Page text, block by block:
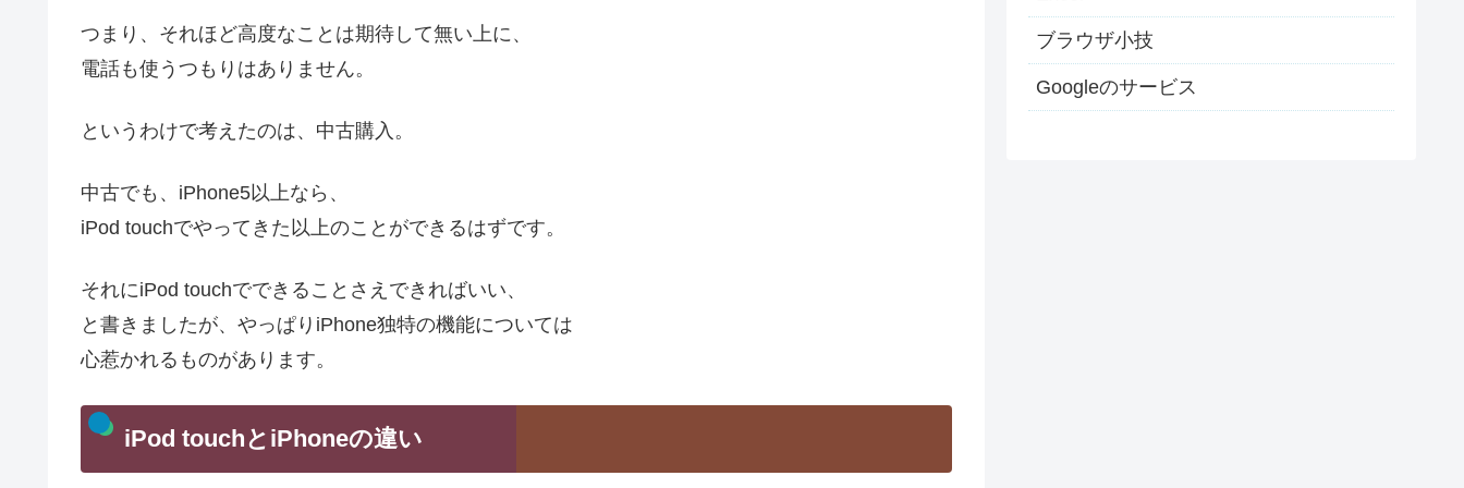
つまり、それほど高度なことは期待して無い上に、
電話も使うつもりはありません。
というわけで考えたのは、中古購入。
中古でも、iPhone5以上なら、
iPod touchでやってきた以上のことができるはずです。
それにiPod touchでできることさえできればいい、
と書きましたが、やっぱりiPhone独特の機能については
心惹かれるものがあります。
iPod touchとiPhoneの違い
ブラウザ小技
Googleのサービス